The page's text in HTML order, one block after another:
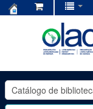
OLADE
-